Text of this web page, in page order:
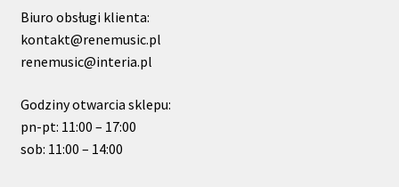
Biuro obsługi klienta:
kontakt@renemusic.pl
renemusic@interia.pl
Godziny otwarcia sklepu:
pn-pt: 11:00 – 17:00
sob: 11:00 – 14:00